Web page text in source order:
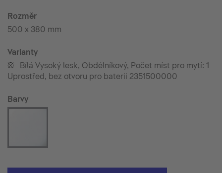
Rozměr
500 x 380 mm
Varianty
•
Bílá Vysoký lesk, Obdélníkový, Počet míst pro mytí: 1
Uprostřed, bez otvoru pro baterii 2351500000
Barvy